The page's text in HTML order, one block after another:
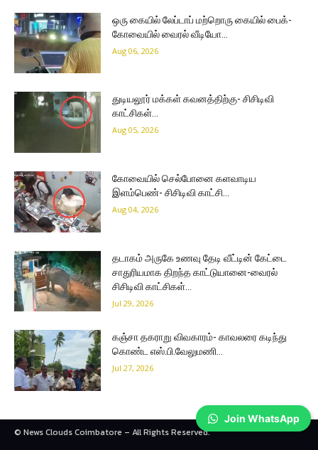
ஒரு கையில் லேப்டாப் மற்றொரு கையில் பைக்-
கோவையில் வைரல் வீடியோ…
Aug 06, 2026
துடியலூர் மக்கள் கவனத்திற்கு- சிசிடிவி
காட்சிகள்…
Aug 05, 2026
கோவையில் செல்போனை களவாடிய
இளம்பெண்- சிசிடிவி காட்சி…
Aug 04, 2026
தடாகம் அருகே உணவு தேடி வீட்டின் கேட்டை
சாதுரியமாக திறந்த காட்டுயானை-வைரல்
சிசிடிவி காட்சிகள்…
Jul 29, 2026
கஞ்சா தகராறு விவகாரம்- காவலரை கடிந்து
கொண்ட எஸ்.பி.வேலுமணி…
Jul 27, 2026
© News Clouds Coimbatore – All Rights Reserved.
Join WhatsApp